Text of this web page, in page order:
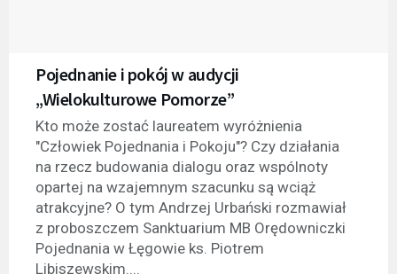
Pojednanie i pokój w audycji
„Wielokulturowe Pomorze”
Kto może zostać laureatem wyróżnienia
"Człowiek Pojednania i Pokoju"? Czy działania
na rzecz budowania dialogu oraz wspólnoty
opartej na wzajemnym szacunku są wciąż
atrakcyjne? O tym Andrzej Urbański rozmawiał
z proboszczem Sanktuarium MB Orędowniczki
Pojednania w Łęgowie ks. Piotrem
Libiszewskim....